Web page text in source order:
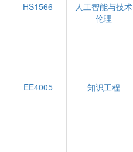
HS1566
人工智能与技术
伦理
EE4005
知识工程